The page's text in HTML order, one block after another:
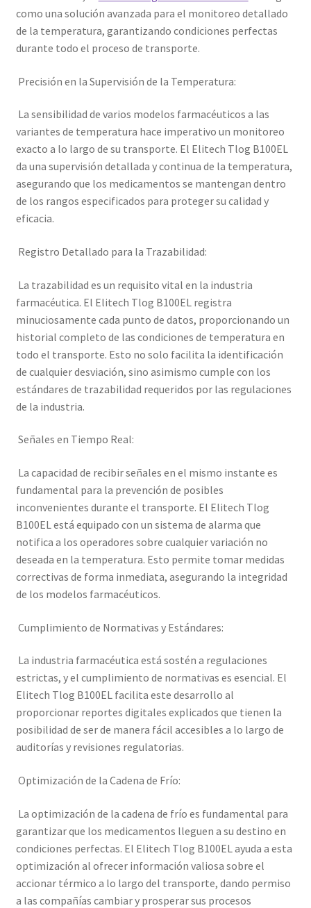
como una solución avanzada para el monitoreo detallado
de la temperatura, garantizando condiciones perfectas
durante todo el proceso de transporte.
Precisión en la Supervisión de la Temperatura:
La sensibilidad de varios modelos farmacéuticos a las
variantes de temperatura hace imperativo un monitoreo
exacto a lo largo de su transporte. El Elitech Tlog B100EL
da una supervisión detallada y continua de la temperatura,
asegurando que los medicamentos se mantengan dentro
de los rangos especificados para proteger su calidad y
eficacia.
Registro Detallado para la Trazabilidad:
La trazabilidad es un requisito vital en la industria
farmacéutica. El Elitech Tlog B100EL registra
minuciosamente cada punto de datos, proporcionando un
historial completo de las condiciones de temperatura en
todo el transporte. Esto no solo facilita la identificación
de cualquier desviación, sino asimismo cumple con los
estándares de trazabilidad requeridos por las regulaciones
de la industria.
Señales en Tiempo Real:
La capacidad de recibir señales en el mismo instante es
fundamental para la prevención de posibles
inconvenientes durante el transporte. El Elitech Tlog
B100EL está equipado con un sistema de alarma que
notifica a los operadores sobre cualquier variación no
deseada en la temperatura. Esto permite tomar medidas
correctivas de forma inmediata, asegurando la integridad
de los modelos farmacéuticos.
Cumplimiento de Normativas y Estándares:
La industria farmacéutica está sostén a regulaciones
estrictas, y el cumplimiento de normativas es esencial. El
Elitech Tlog B100EL facilita este desarrollo al
proporcionar reportes digitales explicados que tienen la
posibilidad de ser de manera fácil accesibles a lo largo de
auditorías y revisiones regulatorias.
Optimización de la Cadena de Frío:
La optimización de la cadena de frío es fundamental para
garantizar que los medicamentos lleguen a su destino en
condiciones perfectas. El Elitech Tlog B100EL ayuda a esta
optimización al ofrecer información valiosa sobre el
accionar térmico a lo largo del transporte, dando permiso
a las compañías cambiar y prosperar sus procesos